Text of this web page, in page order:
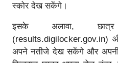
स्कोर देख सकेंगे।
इसके अलावा,
(results.digilocker.gov.in)
अपने नतीजे देख सकेंगे और अपनी